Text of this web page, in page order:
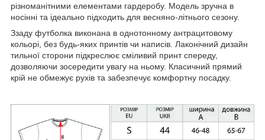
різноманітними елементами гардеробу. Модель зручна в
носінні та ідеально підходить для весняно-літнього сезону.
Ззаду футболка виконана в однотонному антрацитовому
кольорі, без будь-яких принтів чи написів. Лаконічний дизайн
тильної сторони підкреслює сміливий принт спереду,
дозволяючи зосередити увагу на ньому. Класичний прямий
крій не обмежує рухів та забезпечує комфортну посадку.